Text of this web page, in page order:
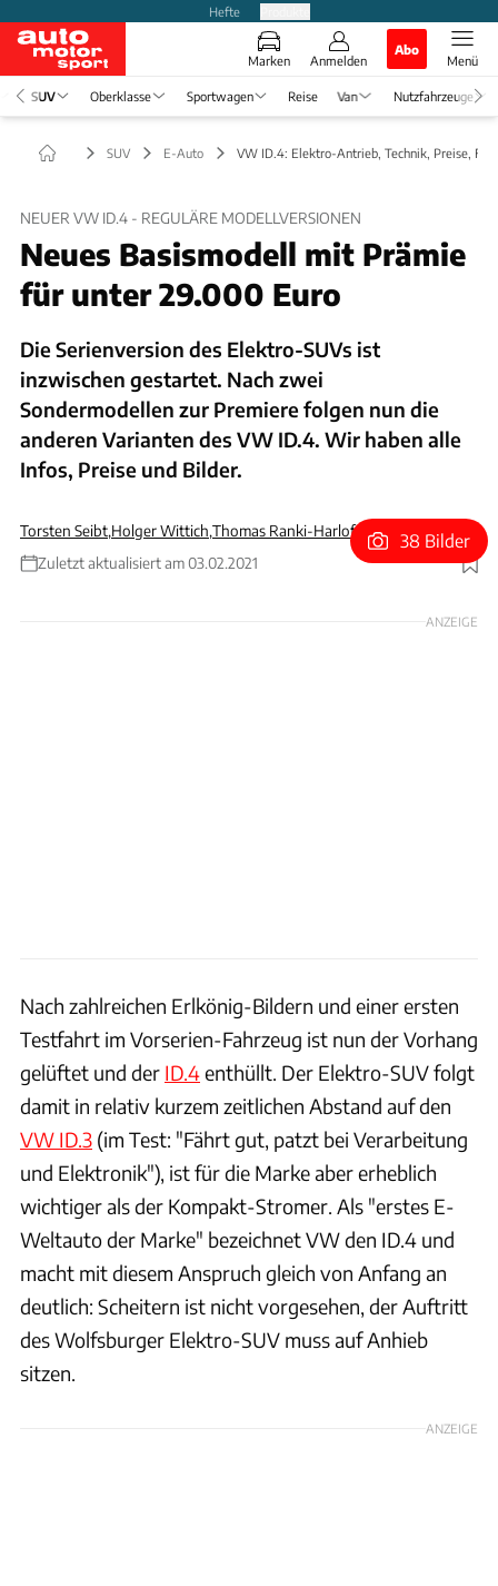
Hefte
Marken Anmelden
Abo
Menü
SUV Oberklasse Sportwagen Reise Van Nutzfahrzeuge
SUV E-Auto VW ID.4: Elektro-Antrieb, Technik, Preise,
NEUER VW ID.4 - REGULÄRE MODELLVERSIONEN
Neues Basismodell mit Prämie
für unter 29.000 Euro
Die Serienversion des Elektro-SUVs ist
inzwischen gestartet. Nach zwei
Sondermodellen zur Premiere folgen nun die
anderen Varianten des VW ID.4. Wir haben alle
Infos, Preise und Bilder.
Torsten Seibt,Holger Wittich,Thomas Ranki-Harloff
Zuletzt aktualisiert am 03.02.2021
Foto: Ingo Barenschee
38 Bilder
ANZEIGE
Nach zahlreichen Erlkönig-Bildern und einer ersten
Testfahrt im Vorserien-Fahrzeug ist nun der Vorhang
gelüftet und der ID.4enthüllt. Der Elektro-SUV folgt
damit in relativ kurzem zeitlichen Abstand auf den
VW ID.3 (im Test: "Fährt gut, patzt bei Verarbeitung
und Elektronik"), ist für die Marke aber erheblich
wichtiger als der Kompakt-Stromer. Als "erstes E-
Weltauto der Marke" bezeichnet VW den ID.4 und
macht mit diesem Anspruch gleich von Anfang an
deutlich: Scheitern ist nicht vorgesehen, der Auftritt
des Wolfsburger Elektro-SUV muss auf Anhieb
sitzen.
ANZEIGE